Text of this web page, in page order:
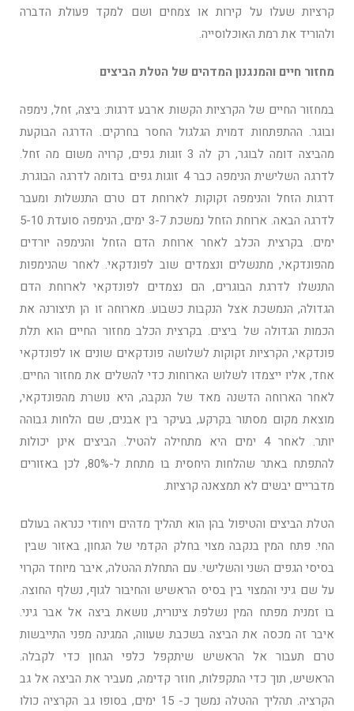
קרציות שעלו על קירות או צמחים ושם למקד פעולת הדברה
ולהוריד את רמת האוכלוסייה.
מחזור חיים והמנגנון המדהים של הטלת הביצים
במחזור החיים של הקרציות הקשות ארבע דרגות: ביצה, זחל, נימפה
ובוגר. ההתפתחות דמוית הגלגול החסר בחרקים. הדרגה הבוקעת
מהביצה דומה לבוגר, רק לה 3 זוגות גפים, קרויה משום מה זחל.
לדרגה השלישית הנימפה כבר 4 זוגות גפים בדומה לדרגה הבוגרת.
דרגות הזחל והנימפה זקוקות לארוחת דם טרם התנשלות ומעבר
לדרגה הבאה. ארוחת הזחל נמשכת 3-7 ימים, הנימפה סועדת 5-10
ימים. בקרצית הכלב לאחר ארוחת הדם הזחל והנימפה יורדים
מהפונדקאי, מתנשלים ונצמדים שוב לפונדקאי. לאחר שהנימפות
התנשלו לדרגת הבוגרים, הם נצמדים לפונדקאי לארוחת הדם
הגדולה, הנמשכת אצל הנקבות כשבוע. מארוחה זו הן תיצורנה את
הכמות הגדולה של ביצים. בקרצית הכלב מחזור החיים הוא תלת
פונדקאי, הקרציות זקוקות לשלושה פונדקאים שונים או לפונדקאי
אחד, אליו ייצמדו לשלוש הארוחות כדי להשלים את מחזור החיים.
לאחר הארוחה הדשנה מאד של הנקבה, היא נושרת מהפונדקאי,
מוצאת מקום מסתור בקרקע, בעיקר בין אבנים, שם הלחות גבוהה
יותר. לאחר 4 ימים היא מתחילה להטיל. הביצים אינן יכולות
להתפתח באתר שהלחות היחסית בו מתחת ל-80%, לכן באזורים
מדבריים יבשים לא תמצאנה קרציות.
הטלת הביצים והטיפול בהן הוא תהליך מדהים ויחודי כנראה בעולם
החי. פתח המין בנקבה מצוי בחלק הקדמי של הגחון, באזור שבין
בסיסי הגפים השני והשלישי. עם התחלת ההטלה, איבר מיוחד הקרוי
על שם גיני והמצוי בין בסיס הראשיש והחיבור לגוף, נשלף החוצה.
בו זמנית מפתח המין נשלפת צינורית, נושאת ביצה אל אבר גיני.
איבר זה מכסה את הביצה בשכבת שעווה, המגינה מפני התייבשות
טרם תעבור אל הראשיש שיתקפל כלפי הגחון כדי לקבלה.
הראשיש, תוך כדי התקפלות, חוזר קדימה, מעביר את הביצה אל גב
הקרציה. תהליך ההטלה נמשך כ- 15 ימים, בסופו גב הקרציה כולו